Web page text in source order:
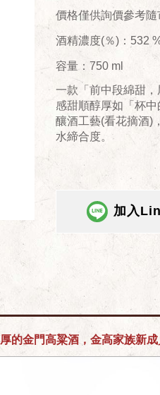
價格僅供詢價參考隨
酒精濃度(％)：532
容量：750 ml
一款「前中段綿甜
感甜順醇厚如「杯
釀酒工藝(看花摘酒)
水締合度。
加入
的金門高粱酒，金高家族新成